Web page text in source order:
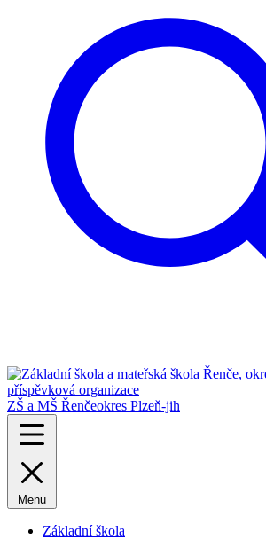
ZŠ a MŠ Řenčeokres Plzeň-jih
Menu
Základní škola